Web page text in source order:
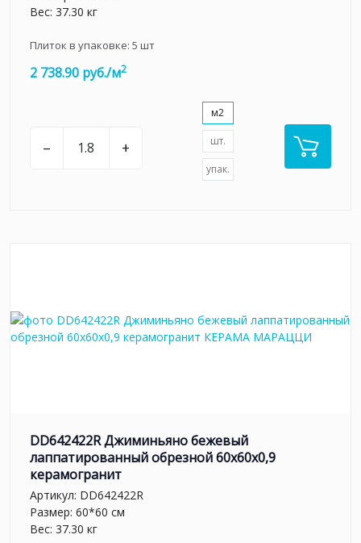
Вес: 37.30 кг
Плиток в упаковке: 5 шт
2 738.90 руб./м2
– +
м2
шт.
упак.
DD642422R Джиминьяно бежевый
лаппатированный обрезной 60х60x0,9
керамогранит
Артикул: DD642422R
Размер: 60*60 см
Вес: 37.30 кг